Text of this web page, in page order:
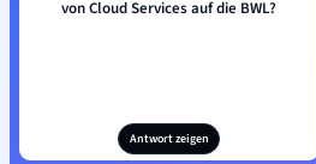
von Cloud Services auf die BWL?
Antwort zeigen